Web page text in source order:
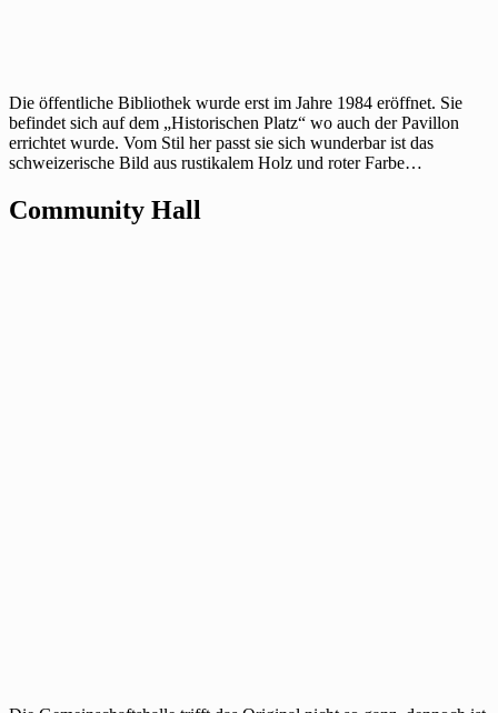
Die öffentliche Bibliothek wurde erst im Jahre 1984 eröffnet. Sie
befindet sich auf dem „Historischen Platz“ wo auch der Pavillon
errichtet wurde. Vom Stil her passt sie sich wunderbar ist das
schweizerische Bild aus rustikalem Holz und roter Farbe…
Community Hall